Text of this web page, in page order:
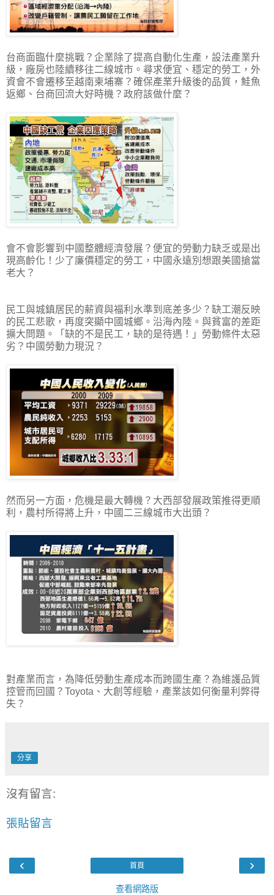
台商面臨什麼挑戰？企業除了提高自動化生產，設法產業升
級，廠房也陸續移往二線城市。尋求便宜、穩定的勞工，外
資會不會遷移至越南柬埔寨？確保產業升級後的品質，鮭魚
返鄉、台商回流大好時機？政府該做什麼？
會不會影響到中國整體經濟發展？便宜的勞動力缺乏或是出
現高齡化！少了廉價穩定的勞工，中國永遠別想跟美國搶當
老大？
民工與城鎮居民的薪資與福利水準到底差多少？缺工潮反映
的民工悲歌，再度突顯中國城鄉。沿海內陸。與貧富的差距
擴大問題。「缺的不是民工，缺的是待遇！」勞動條件太惡
劣？中國勞動力現況？
然而另一方面，危機是最大轉機？大西部發展政策推得更順
利，農村所得將上升，中國二三線城市大出頭？
對產業而言，為降低勞動生產成本而跨國生產？為維護品質
控管而回國？Toyota、大創等經驗，產業該如何衡量利弊得
失？
分享
沒有留言:
張貼留言
‹ ›
首頁
查看網路版